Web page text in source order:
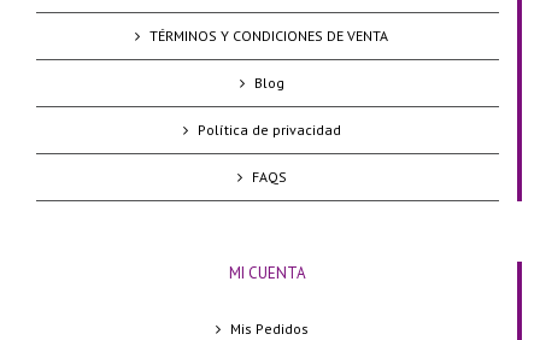
TÉRMINOS Y CONDICIONES DE VENTA
Blog
Política de privacidad
FAQS
MI CUENTA
Mis Pedidos